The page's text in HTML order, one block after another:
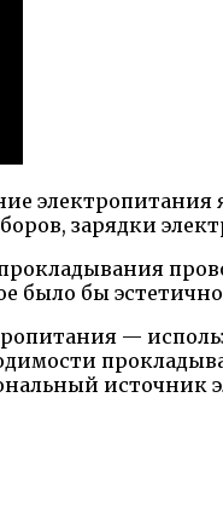
зарядки
было бы
—
источник